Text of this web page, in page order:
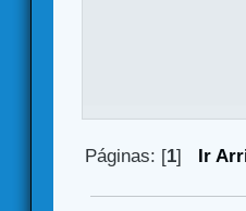
Páginas: [1] Ir